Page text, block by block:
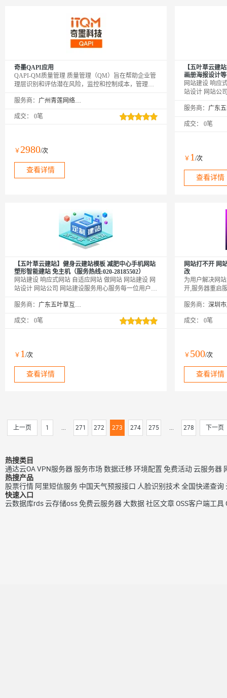
奇墨QAPI应用
QAPI-QM质量管理 质量管理（QM）旨在帮助企业管
理层识别和评估潜在风险，监控和控制成本，管理产
策提供依据。QM的功能特点可以帮助企业管理层更
题，提高企业的管理水平和运营效率，从而实现目标
服务商： 广州青莲网络科技有限公司
成交： 0笔
￥ 2980/次
查看详情
【五叶草云建
画册海报设计
网站建设 响应
站设计 网站公
【https://
品（如遇问题
服务商：
成交： 0笔
￥ 1/次
查看详情
【五叶草云建站】健身云建站模板 减肥中心手机网站
塑形智能建站 免主机（服务热线:020-28185502）
网站建设 响应式网站 自适应网站 做网站 网站建设 网
站设计 网站公司 网站建设服务用心服务每一位用户|
【https://www.wuyecao.net（复制访问）进入五叶草官
品（如遇问题，联系售后）】【该产品合适各个行
服务商： 广东五叶草互联网科技有限公司
成交： 0笔
￥ 1 /次
查看详情
网站打不开 网
改
为用户解决网
开,服务器重启
题排查,网站中
服务商：
成交： 0笔
￥ 500/次
查看详情
上一页 1 ... 271 272 273 274 275 ... 278 下一页
热搜类目
通达云OAVPN服务器 服务市场数据迁移环境配置 免费活动云服务器
热搜产品
股票行情 阿里短信服务 中国天气预报接口 人脸识别技术 全国快递查询
快速入口
云数据库rds云存储oss免费云服务器大数据社区文章OSS客户端工具